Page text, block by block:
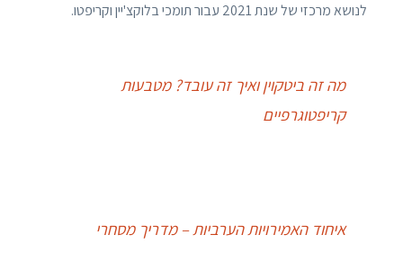
לנושא מרכזי של שנת 2021 עבור תומכי בלוקצ'יין וקריפטו.
מה זה ביטקוין ואיך זה עובד? מטבעות
קריפטוגרפיים
איחוד האמירויות הערביות – מדריך מסחרי